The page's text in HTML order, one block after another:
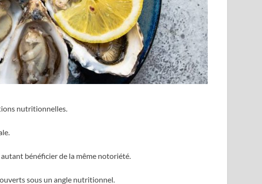
nutritionnelles.
bénéficier de la même notoriété.
sous un angle nutritionnel.